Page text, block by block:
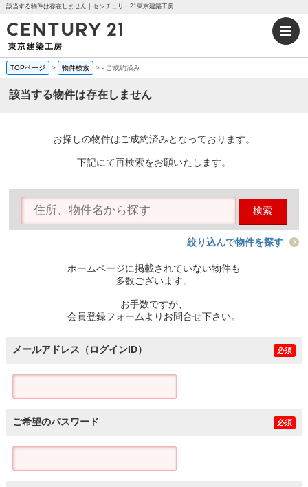
該当する物件は存在しません｜センチュリー21東京建築工房
TOPページ > 物件検索 >- ご成約済み
該当する物件は存在しません
お探しの物件はご成約済みとなっております。
下記にて再検索をお願いたします。
検索
絞り込んで物件を探す
ホームページに掲載されていない物件も
多数ございます。
お手数ですが、
会員登録フォームよりお問合せ下さい。
メールアドレス（ログインID） 必須
ご希望のパスワード 必須